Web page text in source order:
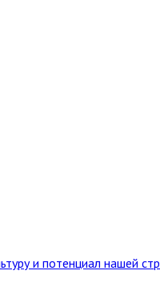
и потенциал нашей